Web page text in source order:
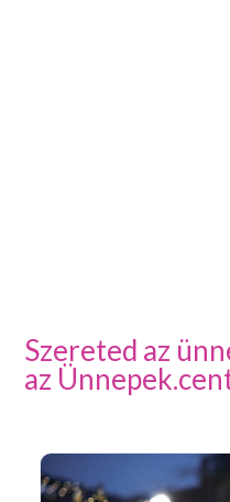
Szereted az
az